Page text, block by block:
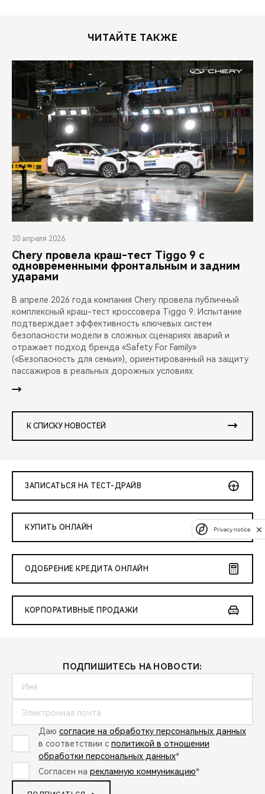
ЧИТАЙТЕ ТАКЖЕ
30 апреля 2026
Chery провела краш-тест Tiggo 9 с
одновременными фронтальным и задним
ударами
В апреле 2026 года компания Chery провела публичный
комплексный краш-тест кроссовера Tiggo 9. Испытание
подтверждает эффективность ключевых систем
безопасности модели в сложных сценариях аварий и
отражает подход бренда «Safety For Family»
(«Безопасность для семьи»), ориентированный на защиту
пассажиров в реальных дорожных условиях.
К СПИСКУ НОВОСТЕЙ
ЗАПИСАТЬСЯ НА ТЕСТ-ДРАЙВ
КУПИТЬ ОНЛАЙН
ОДОБРЕНИЕ КРЕДИТА ОНЛАЙН
КОРПОРАТИВНЫЕ ПРОДАЖИ
ПОДПИШИТЕСЬ НА НОВОСТИ:
Даю согласие на обработку персональных данных
в соответствии с политикой в отношении
обработки персональных данных*
Согласен на рекламную коммуникацию*
Privacy notice